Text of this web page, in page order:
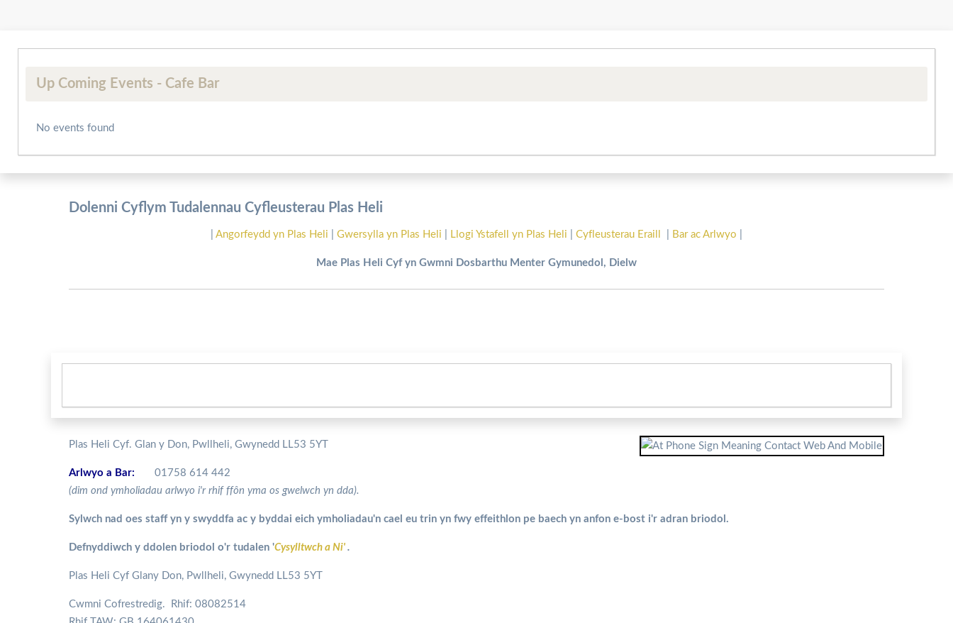
Up Coming Events - Cafe Bar
No events found
Dolenni Cyflym Tudalennau Cyfleusterau Plas Heli
Angorfeydd yn Plas Heli Gwersylla yn Plas Heli Llogi Ystafell yn Plas Heli Cyfleusterau Eraill Bar ac Arlwyo
Mae Plas Heli Cyf yn Gwmni Dosbarthu Menter Gymunedol, Dielw
Plas Heli Cyf. Glan y Don, Pwllheli, Gwynedd LL53 5YT
Arlwyo a Bar:
01758 614 442
(dim ond ymholiadau arlwyo i'r rhif ffôn yma os gwelwch yn dda).
Sylwch nad oes staff yn y swyddfa ac y byddai eich ymholiadau'n cael eu trin yn fwy effeithlon pe baech yn anfon e-bost i'r adran briodol.
Defnyddiwch y ddolen briodol o'r tudalen 'Cysylltwch a Ni' .
Plas Heli Cyf Glany Don, Pwllheli, Gwynedd LL53 5YT
Cwmni Cofrestredig. Rhif: 08082514